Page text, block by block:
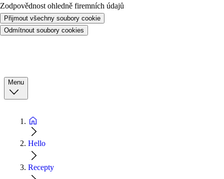
Zodpovědnost ohledně firemních údajů
Přijmout všechny soubory cookie
Odmítnout soubory cookies
Menu
Hello
Recepty